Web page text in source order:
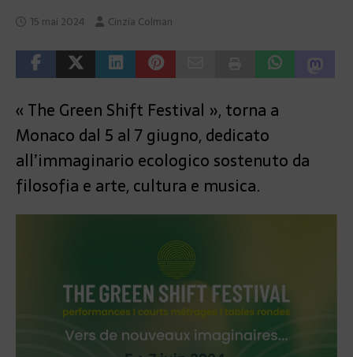
15 mai 2024 Cinzia Colman
« The Green Shift Festival », torna a
Monaco dal 5 al 7 giugno, dedicato
all’immaginario ecologico sostenuto da
filosofia e arte, cultura e musica.